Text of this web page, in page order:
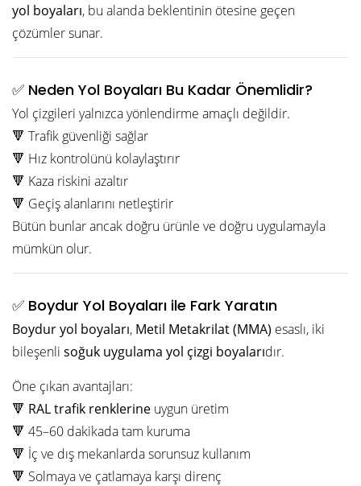
yol boyaları, bu alanda beklentinin ötesine geçen
çözümler sunar.
✅ Neden Yol Boyaları Bu Kadar Önemlidir?
Yol çizgileri yalnızca yönlendirme amaçlı değildir.
🔻 Trafik güvenliği sağlar
🔻 Hız kontrolünü kolaylaştırır
🔻 Kaza riskini azaltır
🔻 Geçiş alanlarını netleştirir
Bütün bunlar ancak doğru ürünle ve doğru uygulamayla
mümkün olur.
✅ Boydur Yol Boyaları ile Fark Yaratın
Boydur yol boyaları, Metil Metakrilat (MMA) esaslı, iki
bileşenli soğuk uygulama yol çizgi boyalarıdır.
Öne çıkan avantajları:
🔻 RAL trafik renklerine uygun üretim
🔻 45–60 dakikada tam kuruma
🔻 İç ve dış mekanlarda sorunsuz kullanım
🔻 Solmaya ve çatlamaya karşı direnç